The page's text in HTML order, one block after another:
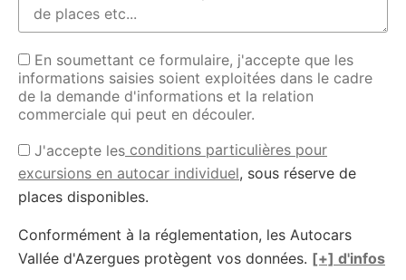
En soumettant ce formulaire, j'accepte que les
informations saisies soient exploitées dans le cadre
de la demande d'informations et la relation
commerciale qui peut en découler.
J'accepte les conditions particulières pour
excursions en autocar individuel, sous réserve de
places disponibles.
Conformément à la réglementation, les Autocars
Vallée d'Azergues protègent vos données. [+] d'infos